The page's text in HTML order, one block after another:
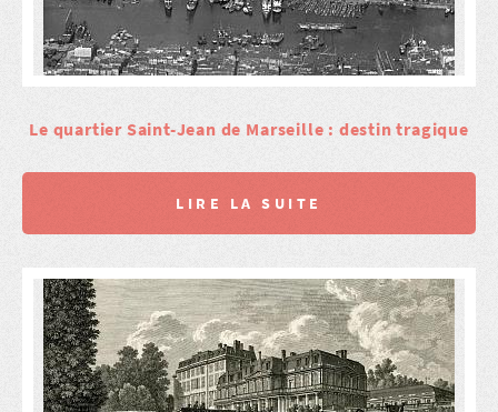
Le quartier Saint-Jean de Marseille : destin tragique
LIRE LA SUITE